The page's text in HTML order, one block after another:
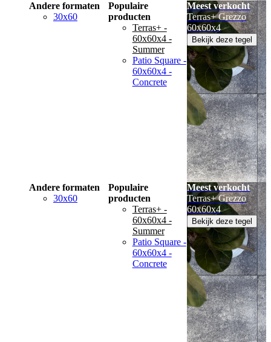
Andere formaten
30x60
Populaire
producten
Terras+ -
60x60x4 -
Summer
Patio Square -
60x60x4 -
Concrete
Meest verkocht
Terras+ Grezzo
60x60x4
Bekijk deze tegel
Andere formaten
30x60
Populaire
producten
Terras+ -
60x60x4 -
Summer
Patio Square -
60x60x4 -
Concrete
Meest verkocht
Terras+ Grezzo
60x60x4
Bekijk deze tegel